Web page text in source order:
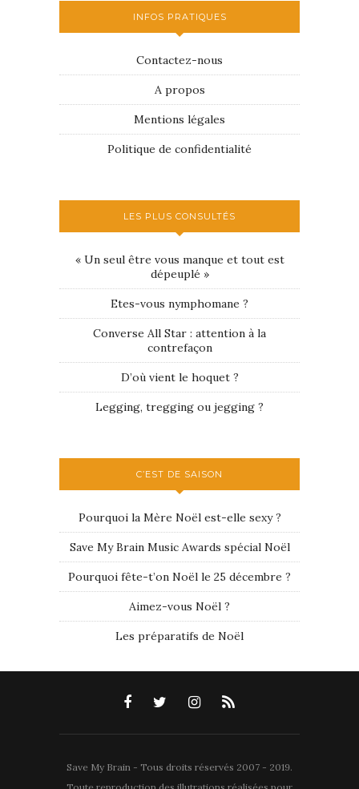
INFOS PRATIQUES
Contactez-nous
A propos
Mentions légales
Politique de confidentialité
LES PLUS CONSULTÉS
« Un seul être vous manque et tout est
dépeuplé »
Etes-vous nymphomane ?
Converse All Star : attention à la
contrefaçon
D’où vient le hoquet ?
Legging, tregging ou jegging ?
C’EST DE SAISON
Pourquoi la Mère Noël est-elle sexy ?
Save My Brain Music Awards spécial Noël
Pourquoi fête-t’on Noël le 25 décembre ?
Aimez-vous Noël ?
Les préparatifs de Noël
Save My Brain - Tous droits réservés 2007 - 2019.